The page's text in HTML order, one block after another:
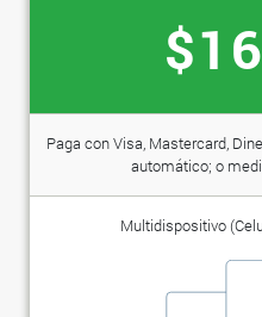
Paga con Visa, Mastercard,
automático; o
Multidispositivo